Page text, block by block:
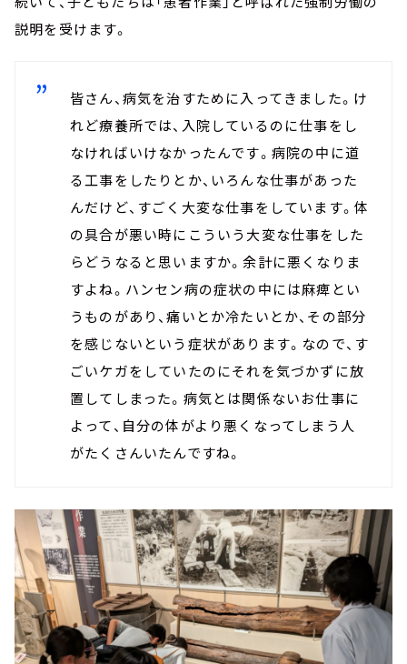
説明を受けます。
皆さん、病気を治すために入ってきました。け
れど療養所では、入院しているのに仕事をし
なければいけなかったんです。病院の中に道
る工事をしたりとか、いろんな仕事があった
んだけど、すごく大変な仕事をしています。体
の具合が悪い時にこういう大変な仕事をした
らどうなると思いますか。余計に悪くなりま
すよね。ハンセン病の症状の中には麻痺とい
うものがあり、痛いとか冷たいとか、その部分
を感じないという症状があります。なので、す
ごいケガをしていたのにそれを気づかずに放
置してしまった。病気とは関係ないお仕事に
よって、自分の体がより悪くなってしまう人
がたくさんいたんですね。